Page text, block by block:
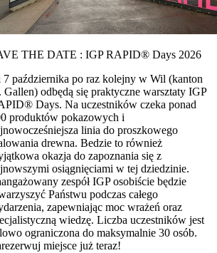
THE DATE : IGP RAPID® Days 2026
7 października po raz kolejny w Wil (kanton
Gallen) odbędą się praktyczne warsztaty IGP
Days. Na uczestników czeka ponad
produktów pokazowych i
linia do proszkowego
drewna. Bedzie to również
okazja do zapoznania się z
osiągnięciami w tej dziedzinie.
zespół IGP osobiście będzie
Państwu podczas całego
zapewniając moc wrażeń oraz
wiedzę. Liczba uczestników jest
ograniczona do maksymalnie 30 osób.
miejsce już teraz!